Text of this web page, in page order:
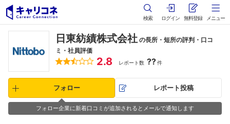
検索 ログイン 無料登録 メニュー
日東紡績株式会社 の長所・短所の評判・口コ
ミ・社員評価
2.8 レポート数 ??件
フォロー レポート投稿
フォロー企業に新着口コミが追加されるとメールで通知します